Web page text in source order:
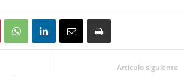
Artículo siguiente